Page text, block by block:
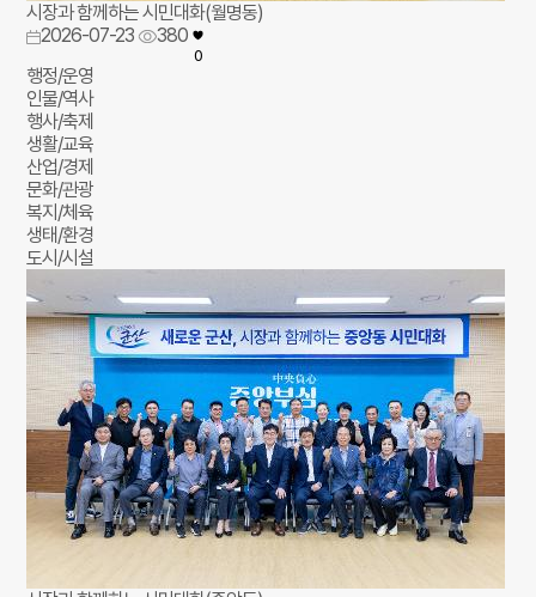
시장과 함께하는 시민대화(월명동)
2026-07-23
380
0
행정/운영
인물/역사
행사/축제
생활/교육
산업/경제
문화/관광
복지/체육
생태/환경
도시/시설